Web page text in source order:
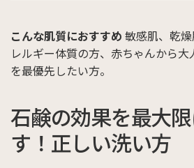
こんな肌質におすすめ 敏感肌、乾
レルギー体質の方、赤ちゃんから
を最優先したい方。
石鹸の効果を最大
す！正しい洗い方